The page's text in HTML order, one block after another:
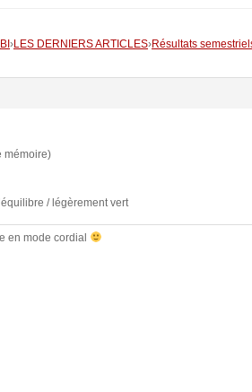
›LES DERNIERS ARTICLES›Résultats
mémoire)
/ légèrement vert
en mode cordial